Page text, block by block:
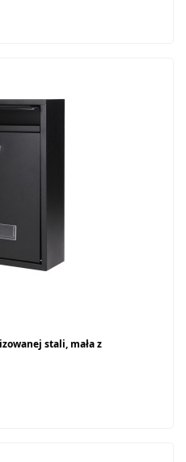
stali, mała z